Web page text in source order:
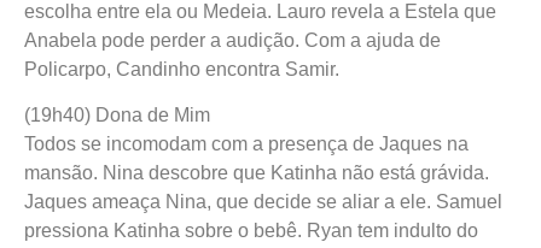
escolha entre ela ou Medeia. Lauro revela a Estela que
Anabela pode perder a audição. Com a ajuda de
Policarpo, Candinho encontra Samir.
(19h40) Dona de Mim
Todos se incomodam com a presença de Jaques na
mansão. Nina descobre que Katinha não está grávida.
Jaques ameaça Nina, que decide se aliar a ele. Samuel
pressiona Katinha sobre o bebê. Ryan tem indulto do